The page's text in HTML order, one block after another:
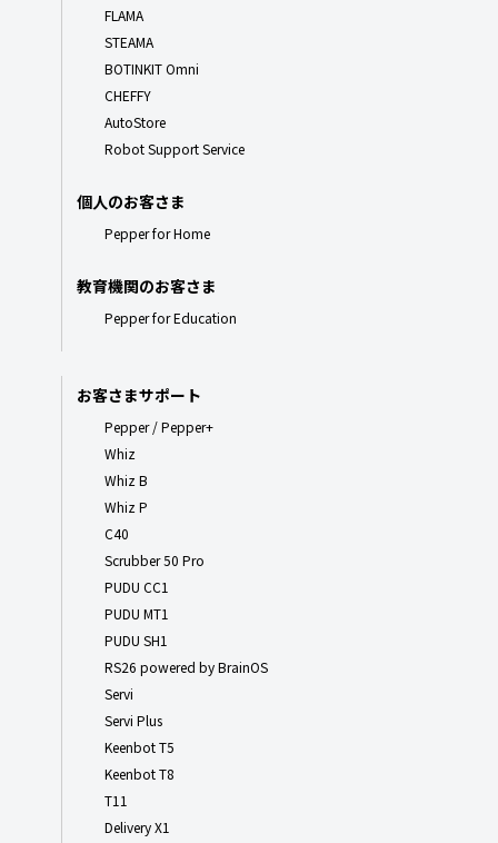
FLAMA
STEAMA
BOTINKIT Omni
CHEFFY
AutoStore
Robot Support Service
個人のお客さま
Pepper for Home
教育機関のお客さま
Pepper for Education
お客さまサポート
Pepper / Pepper+
Whiz
Whiz B
Whiz P
C40
Scrubber 50 Pro
PUDU CC1
PUDU MT1
PUDU SH1
RS26 powered by BrainOS
Servi
Servi Plus
Keenbot T5
Keenbot T8
T11
Delivery X1